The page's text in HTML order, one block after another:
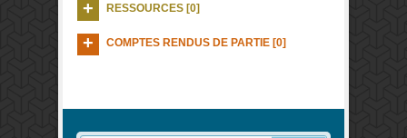
RESSOURCES [0]
COMPTES RENDUS DE PARTIE [0]